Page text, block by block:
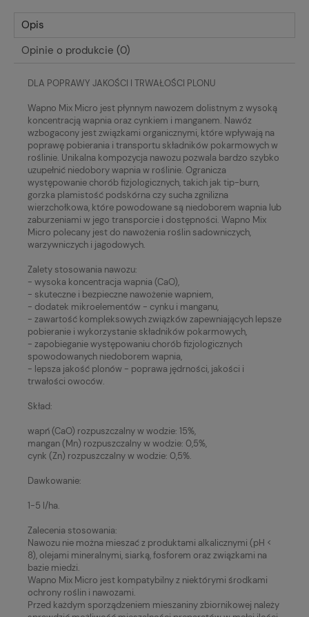
Opis
Opinie o produkcie (0)
DLA POPRAWY JAKOŚCI I TRWAŁOŚCI PLONU
Wapno Mix Micro jest płynnym nawozem dolistnym z wysoką
koncentracją wapnia oraz cynkiem i manganem. Nawóz
wzbogacony jest związkami organicznymi, które wpływają na
poprawę pobierania i transportu składników pokarmowych w
roślinie. Unikalna kompozycja nawozu pozwala bardzo szybko
uzupełnić niedobory wapnia w roślinie. Ogranicza
występowanie chorób fizjologicznych, takich jak tip-burn,
gorzka plamistość podskórna czy sucha zgnilizna
wierzchołkowa, które powodowane są niedoborem wapnia lub
zaburzeniami w jego transporcie i dostępności. Wapno Mix
Micro polecany jest do nawożenia roślin sadowniczych,
warzywniczych i jagodowych.
Zalety stosowania nawozu:
- wysoka koncentracja wapnia (CaO),
- skuteczne i bezpieczne nawożenie wapniem,
- dodatek mikroelementów - cynku i manganu,
- zawartość kompleksowych związków zapewniających lepsze
pobieranie i wykorzystanie składników pokarmowych,
- zapobieganie występowaniu chorób fizjologicznych
spowodowanych niedoborem wapnia,
- lepsza jakość plonów - poprawa jędrności, jakości i
trwałości owoców.
Skład:
wapń (CaO) rozpuszczalny w wodzie: 15%,
mangan (Mn) rozpuszczalny w wodzie: 0,5%,
cynk (Zn) rozpuszczalny w wodzie: 0,5%.
Dawkowanie:
1-5 l/ha.
Zalecenia stosowania:
Nawozu nie można mieszać z produktami alkalicznymi (pH <
8), olejami mineralnymi, siarką, fosforem oraz związkami na
bazie miedzi.
Wapno Mix Micro jest kompatybilny z niektórymi środkami
ochrony roślin i nawozami.
Przed każdym sporządzeniem mieszaniny zbiornikowej należy